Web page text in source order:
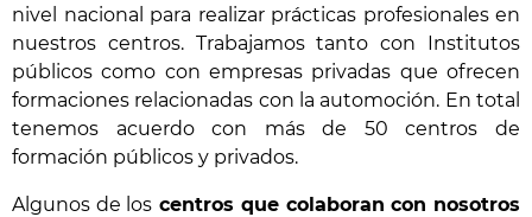
nivel nacional para realizar prácticas profesionales en
nuestros centros. Trabajamos tanto con Institutos
públicos como con empresas privadas que ofrecen
formaciones relacionadas con la automoción. En total
tenemos acuerdo con más de 50 centros de
formación públicos y privados.
Algunos de los centros que colaboran con nosotros